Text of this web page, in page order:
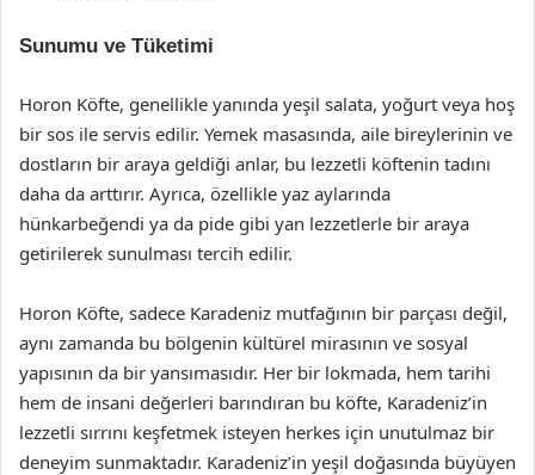
Sunumu ve Tüketimi
Horon Köfte, genellikle yanında yeşil salata, yoğurt veya hoş
bir sos ile servis edilir. Yemek masasında, aile bireylerinin ve
dostların bir araya geldiği anlar, bu lezzetli köftenin tadını
daha da arttırır. Ayrıca, özellikle yaz aylarında
hünkarbeğendi ya da pide gibi yan lezzetlerle bir araya
getirilerek sunulması tercih edilir.
Horon Köfte, sadece Karadeniz mutfağının bir parçası değil,
aynı zamanda bu bölgenin kültürel mirasının ve sosyal
yapısının da bir yansımasıdır. Her bir lokmada, hem tarihi
hem de insani değerleri barındıran bu köfte, Karadeniz’in
lezzetli sırrını keşfetmek isteyen herkes için unutulmaz bir
deneyim sunmaktadır. Karadeniz’in yeşil doğasında büyüyen